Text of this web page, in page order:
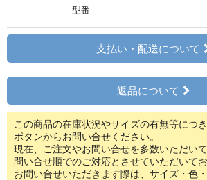
型番
支払い・配送について
返品について
この商品の在庫状況やサイズの有無等につ
ボタンからお問い合せください。
現在、ご注文やお問い合せを多数いただい
問い合せ順でのご対応とさせていただいてお
お問い合せいただきます際は、サイズ・色